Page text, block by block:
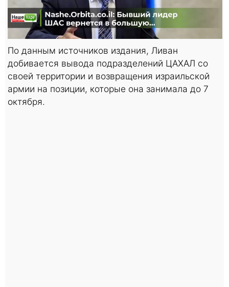
По данным источников издания, Ливан
добивается вывода подразделений ЦАХАЛ со
своей территории и возвращения израильской
армии на позиции, которые она занимала до 7
октября.